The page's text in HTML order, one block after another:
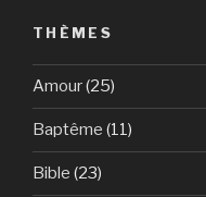
THÈMES
Amour(25)
Baptême (11)
Bible (23)